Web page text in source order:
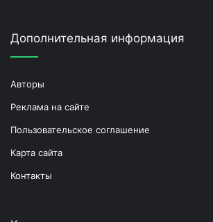
Дополнительная информация
Авторы
Реклама на сайте
Пользовательское соглашение
Карта сайта
Контакты